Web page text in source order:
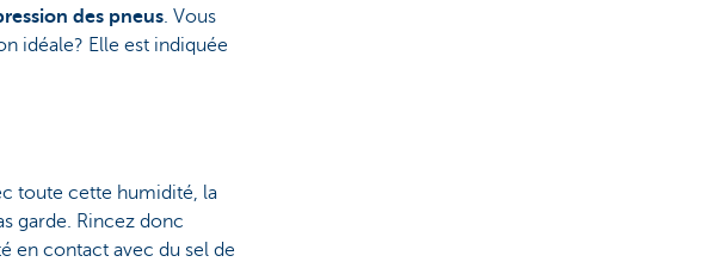
des pneus. Vous
idéale? Elle est indiquée
toute cette humidité, la
garde. Rincez donc
en contact avec du sel de